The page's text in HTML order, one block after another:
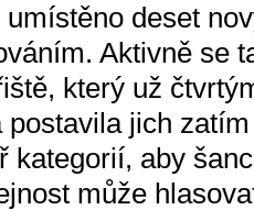
umístěno deset
Aktivně se
který už
postavila jich
kategorií, aby
může